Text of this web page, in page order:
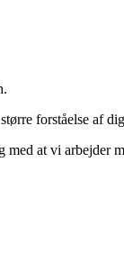
forståelse af
at vi arbejder